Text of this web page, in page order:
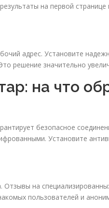
на первой
адрес. Установите
решение значительно
на что
безопасное
Установите
Отзывы на
пользователей и